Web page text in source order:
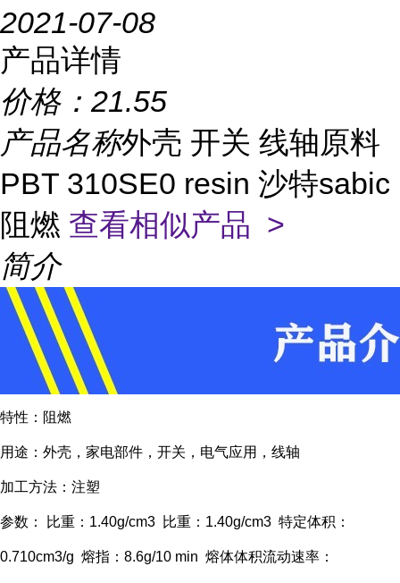
2021-07-08
产品详情
价格： 21.55
产品名称外壳 开关 线轴原料
PBT 310SE0 resin 沙特sabic
阻燃 查看相似产品 >
简介
特性：阻燃
用途：外壳，家电部件，开关，电气应用，线轴
加工方法：注塑
参数： 比重：1.40g/cm3 比重：1.40g/cm3 特定体积：
0.710cm3/g 熔指：8.6g/10 min 熔体体积流动速率：